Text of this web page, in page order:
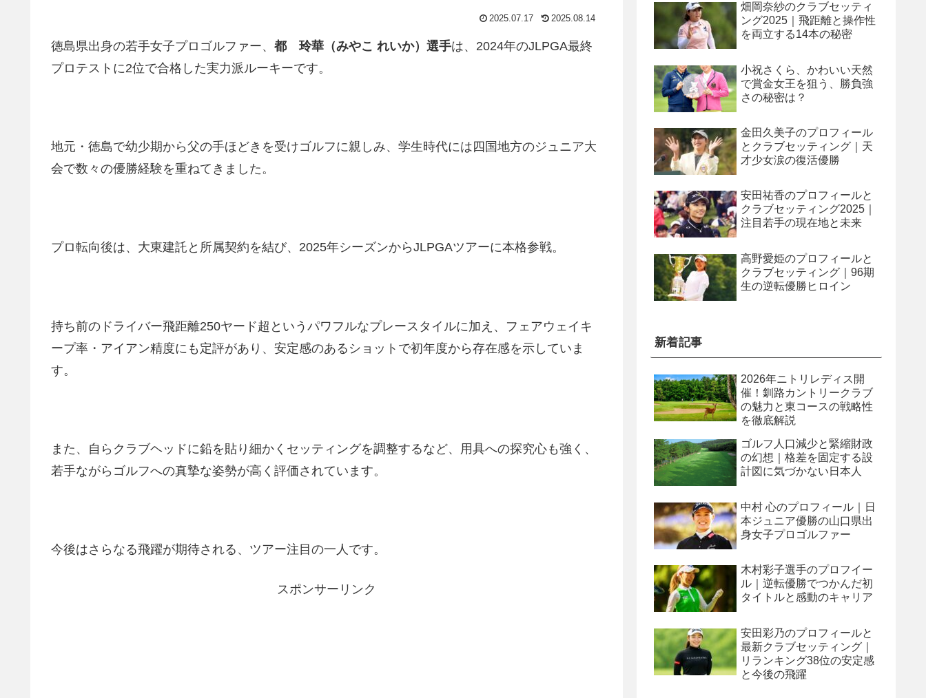
2025.07.17 2025.08.14
徳島県出身の若手女子プロゴルファー、 都 玲華（みやこ れいか）選手は、2024年のJLPGA最終
プロテストに2位で合格した実力派ルーキーです。
地元・徳島で幼少期から父の手ほどきを受けゴルフに親しみ、学生時代には四国地方のジュニア大
会で数々の優勝経験を重ねてきました。
プロ転向後は、大東建託と所属契約を結び、2025年シーズンからJLPGAツアーに本格参戦。
持ち前のドライバー飛距離250ヤード超というパワフルなプレースタイルに加え、フェアウェイキ
ープ率・アイアン精度にも定評があり、安定感のあるショットで初年度から存在感を示していま
す。
また、自らクラブヘッドに鉛を貼り細かくセッティングを調整するなど、用具への探究心も強く、
若手ながらゴルフへの真摯な姿勢が高く評価されています。
今後はさらなる飛躍が期待される、ツアー注目の一人です。
スポンサーリンク
畑岡奈紗のクラブセッティ
ング2025｜飛距離と操作性
を両立する14本の秘密
小祝さくら、かわいい天然
で賞金女王を狙う、勝負強
さの秘密は？
金田久美子のプロフィール
とクラブセッティング｜天
才少女涙の復活優勝
安田祐香のプロフィールと
クラブセッティング2025｜
注目若手の現在地と未来
高野愛姫のプロフィールと
クラブセッティング｜96期
生の逆転優勝ヒロイン
新着記事
2026年ニトリレディス開
催！釧路カントリークラブ
の魅力と東コースの戦略性
を徹底解説
ゴルフ人口減少と緊縮財政
の幻想｜格差を固定する設
計図に気づかない日本人
中村 心のプロフィール｜日
本ジュニア優勝の山口県出
身女子プロゴルファー
木村彩子選手のプロフイー
ル｜逆転優勝でつかんだ初
タイトルと感動のキャリア
安田彩乃のプロフィールと
最新クラブセッティング｜
リランキング38位の安定感
と今後の飛躍